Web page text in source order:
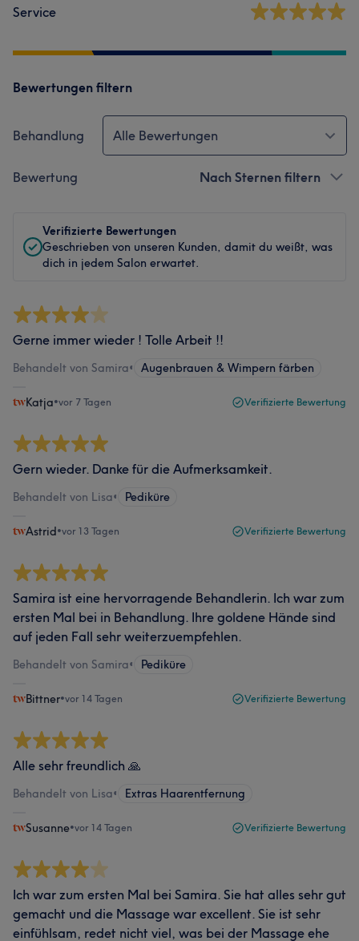
Service
Bewertungen filtern
Behandlung Alle Bewertungen
Bewertung Nach Sternen filtern
Verifizierte Bewertungen
Geschrieben von unseren Kunden, damit du weißt, was
dich in jedem Salon erwartet.
Gerne immer wieder ! Tolle Arbeit !!
Behandelt von Samira• Augenbrauen & Wimpern färben
Katja•vor 7 Tagen Verifizierte Bewertung
Gern wieder. Danke für die Aufmerksamkeit.
Behandelt von Lisa• Pediküre
Astrid•vor 13 Tagen Verifizierte Bewertung
Samira ist eine hervorragende Behandlerin. Ich war zum
ersten Mal bei in Behandlung. Ihre goldene Hände sind
auf jeden Fall sehr weiterzuempfehlen.
Behandelt von Samira• Pediküre
Bittner•vor 14 Tagen Verifizierte Bewertung
Alle sehr freundlich 🙏
Behandelt von Lisa• Extras Haarentfernung
Susanne•vor 14 Tagen Verifizierte Bewertung
Ich war zum ersten Mal bei Samira. Sie hat alles sehr gut
gemacht und die Massage war excellent. Sie ist sehr
einfühlsam, redet nicht viel, was bei der Massage ehe